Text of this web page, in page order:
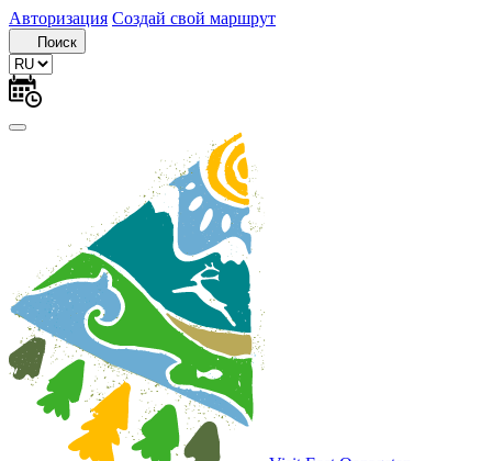
Авторизация Создай свой маршрут
Поиск